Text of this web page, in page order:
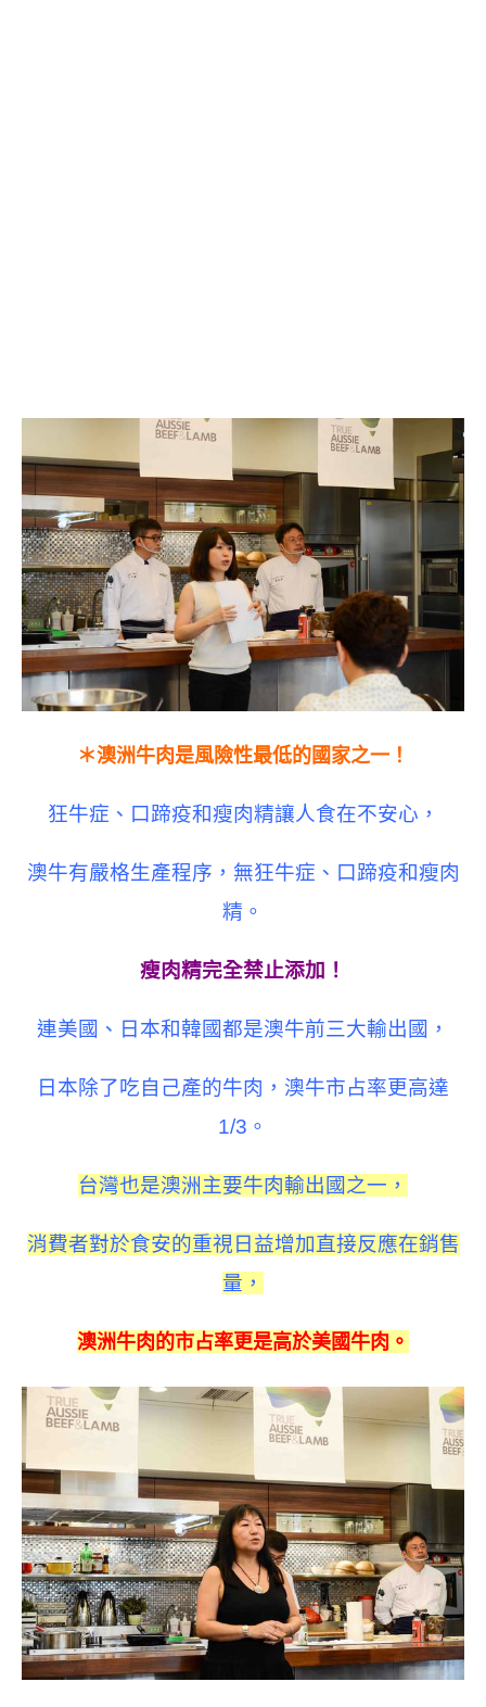
＊澳洲牛肉是風險性最低的國家之一！
狂牛症、口蹄疫和瘦肉精讓人食在不安心，
澳牛有嚴格生產程序，無狂牛症、口蹄疫和瘦肉
精。
瘦肉精完全禁止添加！
連美國、日本和韓國都是澳牛前三大輸出國，
日本除了吃自己產的牛肉，澳牛市占率更高達
1/3。
台灣也是澳洲主要牛肉輸出國之一，
消費者對於食安的重視日益增加直接反應在銷售
量，
澳洲牛肉的市占率更是高於美國牛肉。